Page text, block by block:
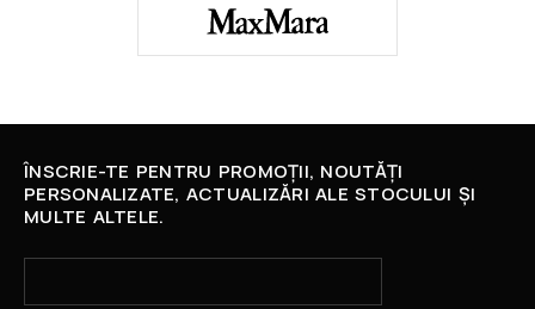
ÎNSCRIE-TE PENTRU PROMOȚII, NOUTĂȚI
PERSONALIZATE, ACTUALIZĂRI ALE STOCULUI ȘI
MULTE ALTELE.